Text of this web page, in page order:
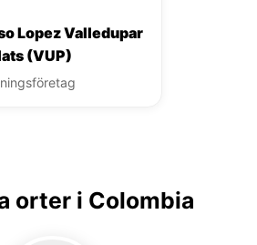
Lopez Valledupar
(VUP)
orter i Colombia